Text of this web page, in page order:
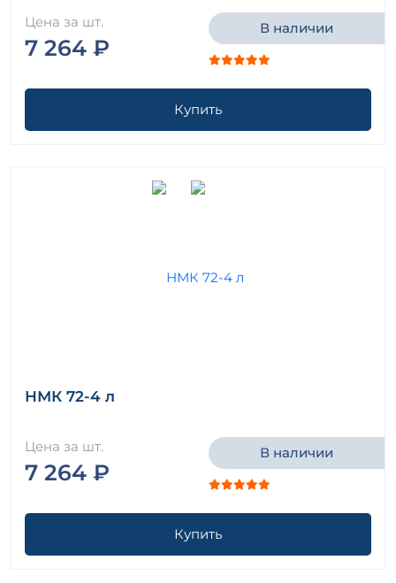
Цена за шт.
7 264 ₽
В наличии
Купить
НМК 72-4 л
Цена за шт.
7 264 ₽
В наличии
Купить